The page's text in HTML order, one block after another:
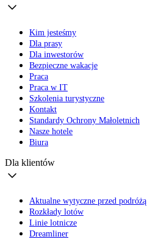
Kim jesteśmy
Dla prasy
Dla inwestorów
Bezpieczne wakacje
Praca
Praca w IT
Szkolenia turystyczne
Kontakt
Standardy Ochrony Małoletnich
Nasze hotele
Biura
Dla klientów
Aktualne wytyczne przed podróżą
Rozkłady lotów
Linie lotnicze
Dreamliner